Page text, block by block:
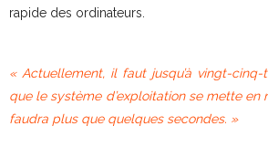
rapide des ordinateurs.
« Actuellement, il faut jusqu’à vingt-
que le système d’exploitation se mette en
faudra plus que quelques secondes. »